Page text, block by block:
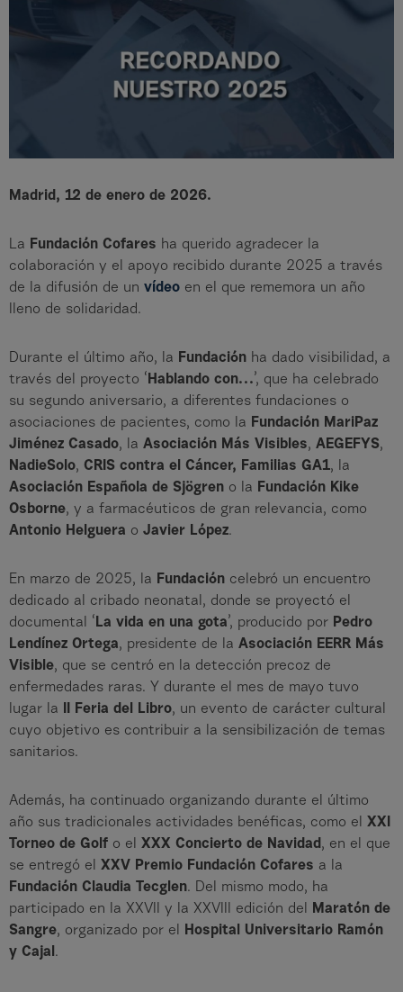
Madrid, 12 de enero de 2026.
La Fundación Cofares ha querido agradecer la
colaboración y el apoyo recibido durante 2025 a través
de la difusión de un vídeo en el que rememora un año
lleno de solidaridad.
Durante el último año, la Fundación ha dado visibilidad, a
través del proyecto ‘Hablando con…’, que ha celebrado
su segundo aniversario, a diferentes fundaciones o
asociaciones de pacientes, como la Fundación MariPaz
Jiménez Casado, la Asociación Más Visibles, AEGEFYS,
NadieSolo, CRIS contra el Cáncer, Familias GA1, la
Asociación Española de Sjögren o la Fundación Kike
Osborne, y a farmacéuticos de gran relevancia, como
Antonio Helguera o Javier López.
En marzo de 2025, la Fundación celebró un encuentro
dedicado al cribado neonatal, donde se proyectó el
documental ‘La vida en una gota’, producido por Pedro
Lendínez Ortega, presidente de la Asociación EERR Más
Visible, que se centró en la detección precoz de
enfermedades raras. Y durante el mes de mayo tuvo
lugar la II Feria del Libro, un evento de carácter cultural
cuyo objetivo es contribuir a la sensibilización de temas
sanitarios.
Además, ha continuado organizando durante el último
año sus tradicionales actividades benéficas, como el XXI
Torneo de Golf o el XXX Concierto de Navidad, en el que
se entregó el XXV Premio Fundación Cofares a la
Fundación Claudia Tecglen. Del mismo modo, ha
participado en la XXVII y la XXVIII edición del Maratón de
Sangre, organizado por el Hospital Universitario Ramón
y Cajal.